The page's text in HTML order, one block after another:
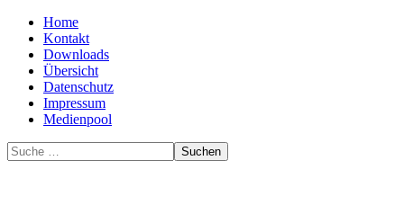
Home
Kontakt
Downloads
Übersicht
Datenschutz
Impressum
Medienpool
Suchen